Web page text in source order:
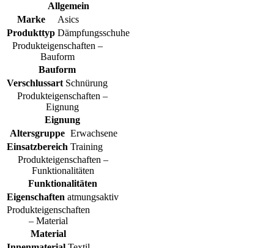
Allgemein
Marke
Asics
Produkttyp Dämpfungsschuhe
Produkteigenschaften –
Bauform
Bauform
Verschlussart Schnürung
Produkteigenschaften –
Eignung
Eignung
Altersgruppe Erwachsene
Einsatzbereich Training
Produkteigenschaften –
Funktionalitäten
Funktionalitäten
Eigenschaften atmungsaktiv
Produkteigenschaften
– Material
Material